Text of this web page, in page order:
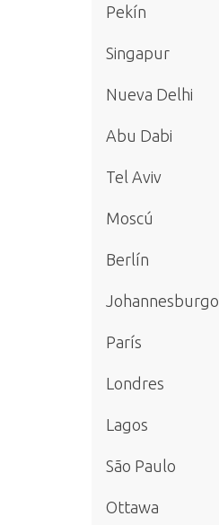
Pekín
Singapur
Nueva Delhi
Abu Dabi
Tel Aviv
Moscú
Berlín
Johannesburgo
París
Londres
Lagos
São Paulo
Ottawa